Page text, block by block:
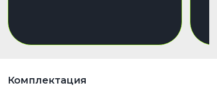
Комплектация